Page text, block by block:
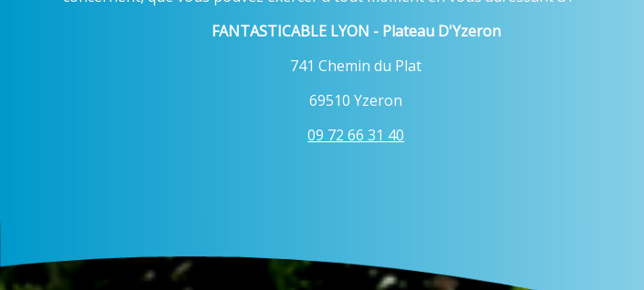
FANTASTICABLE LYON - Plateau D'Yzeron
741 Chemin du Plat
69510 Yzeron
09 72 66 31 40